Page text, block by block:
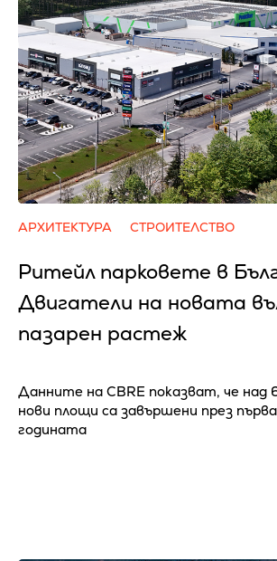
АРХИТЕКТУРА СТРОИТЕЛСТВО
Ритейл парковете в
Двигатели на новата
пазарен растеж
Данните на CBRE показват, че над
нови площи са завършени през
годината